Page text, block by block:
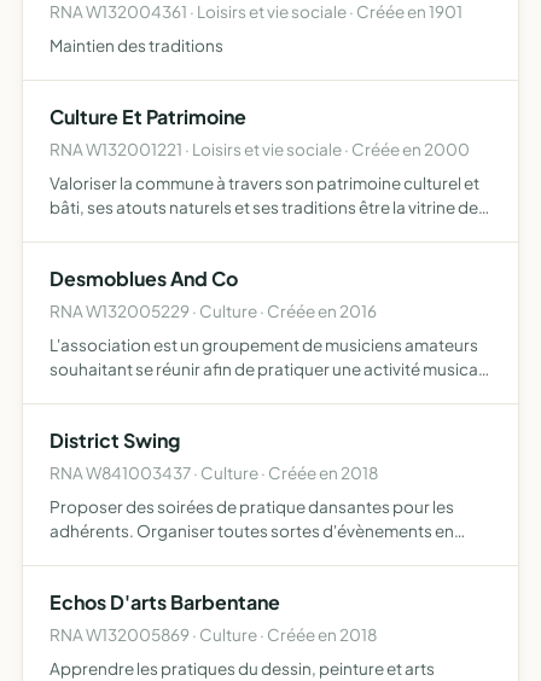
RNA W132004361 · Loisirs et vie sociale · Créée en 1901
Maintien des traditions
Culture Et Patrimoine
RNA W132001221 · Loisirs et vie sociale · Créée en 2000
Valoriser la commune à travers son patrimoine culturel et
bâti, ses atouts naturels et ses traditions être la vitrine des
Desmoblues And Co
RNA W132005229 · Culture · Créée en 2016
L'association est un groupement de musiciens amateurs
souhaitant se réunir afin de pratiquer une activité musicale
l'associa…
District Swing
RNA W841003437 · Culture · Créée en 2018
Proposer des soirées de pratique dansantes pour les
adhérents. Organiser toutes sortes d'évènements en
Echos D'arts Barbentane
RNA W132005869 · Culture · Créée en 2018
Apprendre les pratiques du dessin, peinture et arts